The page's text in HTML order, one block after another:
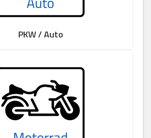
PKW / Auto